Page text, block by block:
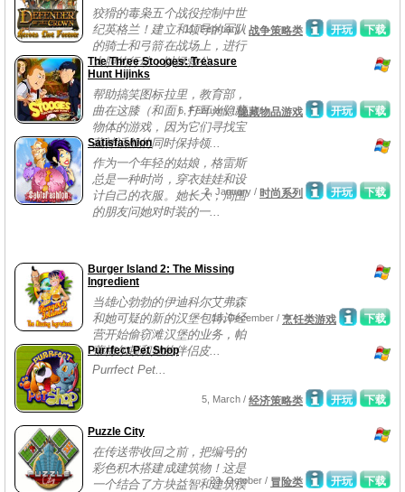
狡猾的毒枭五个战役控制中世
纪英格兰！建立和领导的军队
的骑士和弓箭在战场上，进行
大胆的行动，以拯救公...
下载
开玩
11, February / 战争策略类
The Three Stooges: Treasure
Hunt Hijinks
帮助搞笑图标拉里，教育部，
曲在这膝（和面）打耳光隐藏
物体的游戏，因为它们寻找宝
藏神话般的同时保持领...
下载
开玩
6, February /隐藏物品游戏
Satisfashion
作为一个年轻的姑娘，格雷斯
总是一种时尚，穿衣娃娃和设
计自己的衣服。她长大，周围
的朋友问她对时装的一...
下载
开玩
2, January / 时尚系列
Burger Island 2: The Missing
Ingredient
当雄心勃勃的伊迪科尔艾弗森
和她可疑的新的汉堡包特许经
营开始偷窃滩汉堡的业务，帕
蒂梅尔顿和她的伴侣皮...
下载
18, December / 烹饪类游戏
Purrfect Pet Shop
Purrfect Pet...
下载
开玩
5, March / 经济策略类
Puzzle City
在传送带收回之前，把编号的
彩色积木搭建成建筑物！这是
一个结合了方块益智和建筑模
下载
开玩
23, October / 冒险类